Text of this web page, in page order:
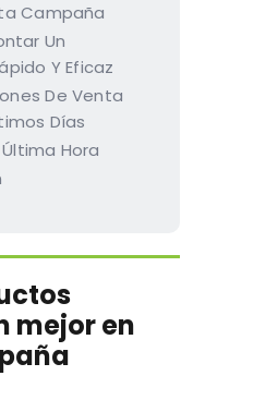
Campaña
Un
Y Eficaz
De Venta
Días
Hora
mejor en